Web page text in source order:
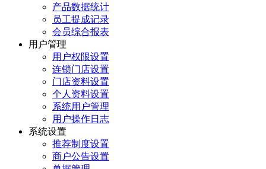
产品数据统计
员工提成记录
会员综合报表
用户管理
用户权限设置
连锁门店设置
门店资料设置
个人资料设置
系统用户管理
用户操作日志
系统设置
推荐制度设置
商户公告设置